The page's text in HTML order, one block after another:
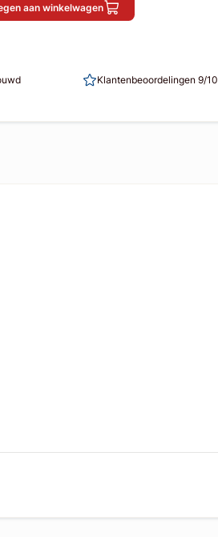
aan winkelwagen
Klantenbeoordelingen 9/10